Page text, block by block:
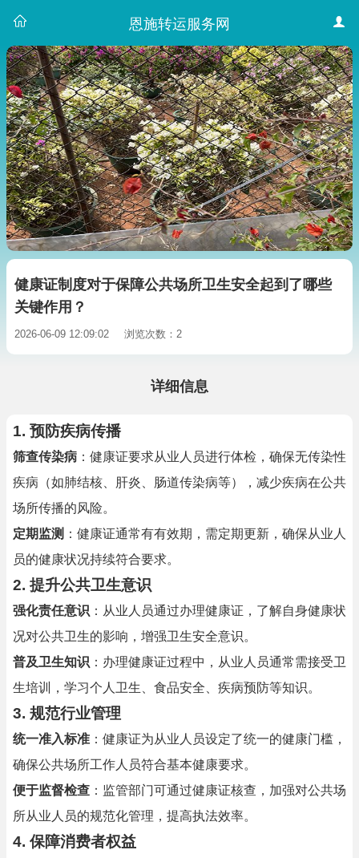
恩施转运服务网
健康证制度对于保障公共场所卫生安全起到了哪些
关键作用？
2026-06-09 12:09:02 浏览次数：2
详细信息
1. 预防疾病传播
筛查传染病 ：健康证要求从业人员进行体检，确保无传染性
疾病（如肺结核、肝炎、肠道传染病等），减少疾病在公共
场所传播的风险。
定期监测 ：健康证通常有有效期，需定期更新，确保从业人
员的健康状况持续符合要求。
2. 提升公共卫生意识
强化责任意识 ：从业人员通过办理健康证，了解自身健康状
况对公共卫生的影响，增强卫生安全意识。
普及卫生知识 ：办理健康证过程中，从业人员通常需接受卫
生培训，学习个人卫生、食品安全、疾病预防等知识。
3. 规范行业管理
统一准入标准 ：健康证为从业人员设定了统一的健康门槛，
确保公共场所工作人员符合基本健康要求。
便于监督检查 ：监管部门可通过健康证核查，加强对公共场
所从业人员的规范化管理，提高执法效率。
4. 保障消费者权益